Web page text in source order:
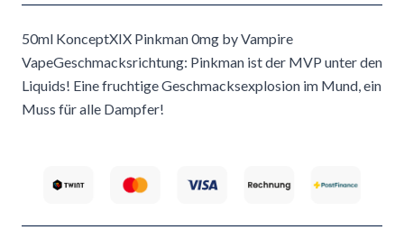
50ml KonceptXIX Pinkman 0mg by Vampire
VapeGeschmacksrichtung: Pinkman ist der MVP unter den
Liquids! Eine fruchtige Geschmacksexplosion im Mund, ein
Muss für alle Dampfer!